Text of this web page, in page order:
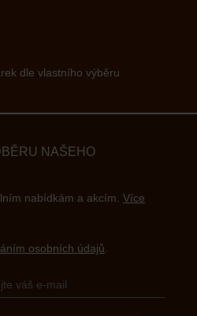
dle vlastního výběru
NAŠEHO
nabídkám a akcím. Více
osobních údajů